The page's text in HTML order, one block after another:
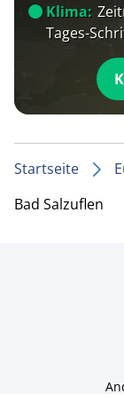
Klima:
Tages-
Startseite
Bad Salzuflen